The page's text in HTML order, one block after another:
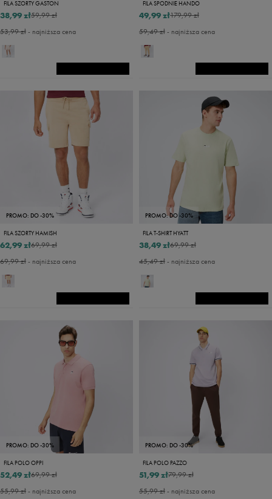
FILA SZORTY GASTON
59,99 zł
38,99 zł
53,99 zł- najniższa cena
FILA SPODNIE HANDO
179,99 zł
49,99 zł
59,49 zł- najniższa cena
PROMO: DO -30%
FILA SZORTY HAMISH
69,99 zł
62,99 zł
69,99 zł- najniższa cena
PROMO: DO -30%
FILA T-SHIRT HYATT
69,99 zł
38,49 zł
45,49 zł- najniższa cena
PROMO: DO -30%
FILA POLO OPPI
69,99 zł
52,49 zł
55,99 zł- najniższa cena
PROMO: DO -30%
FILA POLO PAZZO
79,99 zł
51,99 zł
55,99 zł- najniższa cena